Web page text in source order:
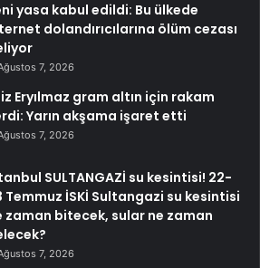
yasa kabul edildi: Bu ülkede
dolandırıcılarına ölüm cezası
7, 2026
Eryılmaz gram altın için rakam
Yarın akşama işaret etti
7, 2026
SULTANGAZİ su kesintisi! 22-
Temmuz İSKİ Sultangazi su kesintisi
zaman bitecek, sular ne zaman
7, 2026